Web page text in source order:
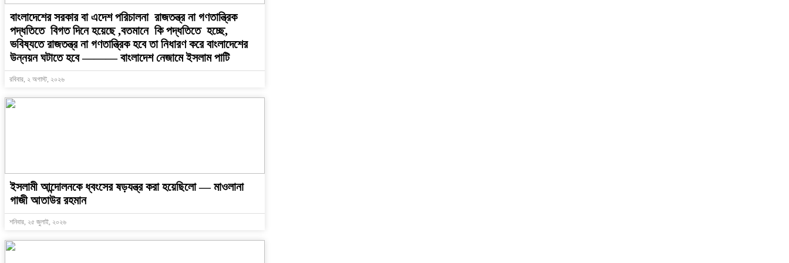
বাংলাদেশের সরকার বা এদেশ পরিচালনা রাজতন্ত্র না গণতান্ত্রিক
পদ্ধতিতে বিগত দিনে হয়েছে ,বতমানে কি পদ্ধতিতে হচ্ছে,
ভবিষ্যতে রাজতন্ত্র না গণতান্ত্রিক হবে তা নিধারণ করে বাংলাদেশের
উন্নয়ন ঘটাতে হবে ——— বাংলাদেশ নেজামে ইসলাম পাটি
রবিবার, ২ অগাস্ট, ২০২৬
ইসলামী আন্দোলনকে ধ্বংসের ষড়যন্ত্র করা হয়েছিলো — মাওলানা
গাজী আতাউর রহমান
শনিবার, ২৫ জুলাই, ২০২৬